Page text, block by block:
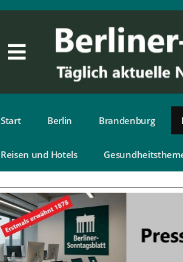
Start Berlin Brandenburg
Reisen und Hotels